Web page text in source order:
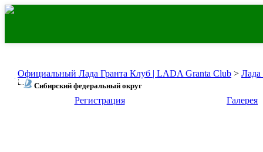
Официальный Лада Гранта Клуб | LADA Granta Club > Лада
Сибирский федеральный округ
Регистрация Галерея